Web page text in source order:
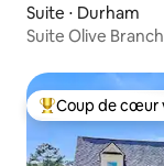
Suite ⋅ Durham
Suite Olive
Coups de cœur
Coup de cœur